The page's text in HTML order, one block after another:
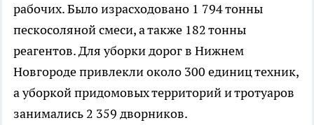
рабочих. Было израсходовано 1 794 тонны
пескосоляной смеси, а также 182 тонны
реагентов. Для уборки дорог в Нижнем
Новгороде привлекли около 300 единиц техник,
а уборкой придомовых территорий и тротуаров
занимались 2 359 дворников.